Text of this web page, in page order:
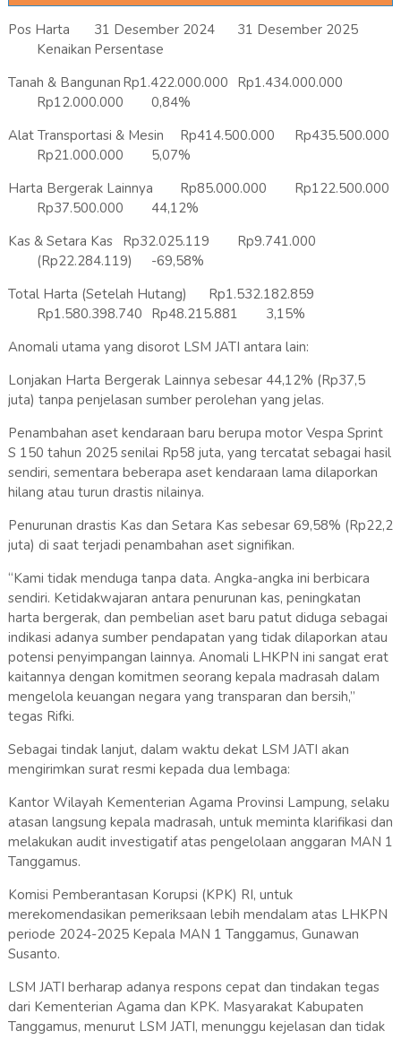
Pos Harta 31 Desember 2024
31 Desember 2025
Kenaikan Persentase
Tanah & Bangunan Rp1.422.000.000 Rp1.434.000.000
Rp12.000.000
0,84%
Alat Transportasi & Mesin
Rp414.500.000
Rp435.500.000
Rp21.000.000
5,07%
Harta Bergerak Lainnya
Rp85.000.000
Rp122.500.000
Rp37.500.000
44,12%
Kas & Setara Kas
Rp32.025.119
Rp9.741.000
(Rp22.284.119)
-69,58%
Total Harta (Setelah Hutang)
Rp1.532.182.859
Rp1.580.398.740 Rp48.215.881
3,15%
Anomali utama yang disorot LSM JATI antara lain:
Lonjakan Harta Bergerak Lainnya sebesar 44,12% (Rp37,5
juta) tanpa penjelasan sumber perolehan yang jelas.
Penambahan aset kendaraan baru berupa motor Vespa Sprint
S 150 tahun 2025 senilai Rp58 juta, yang tercatat sebagai hasil
sendiri, sementara beberapa aset kendaraan lama dilaporkan
hilang atau turun drastis nilainya.
Penurunan drastis Kas dan Setara Kas sebesar 69,58% (Rp22,2
juta) di saat terjadi penambahan aset signifikan.
“Kami tidak menduga tanpa data. Angka-angka ini berbicara
sendiri. Ketidakwajaran antara penurunan kas, peningkatan
harta bergerak, dan pembelian aset baru patut diduga sebagai
indikasi adanya sumber pendapatan yang tidak dilaporkan atau
potensi penyimpangan lainnya. Anomali LHKPN ini sangat erat
kaitannya dengan komitmen seorang kepala madrasah dalam
mengelola keuangan negara yang transparan dan bersih,”
tegas Rifki.
Sebagai tindak lanjut, dalam waktu dekat LSM JATI akan
mengirimkan surat resmi kepada dua lembaga:
Kantor Wilayah Kementerian Agama Provinsi Lampung, selaku
atasan langsung kepala madrasah, untuk meminta klarifikasi dan
melakukan audit investigatif atas pengelolaan anggaran MAN 1
Tanggamus.
Komisi Pemberantasan Korupsi (KPK) RI, untuk
merekomendasikan pemeriksaan lebih mendalam atas LHKPN
periode 2024-2025 Kepala MAN 1 Tanggamus, Gunawan
Susanto.
LSM JATI berharap adanya respons cepat dan tindakan tegas
dari Kementerian Agama dan KPK. Masyarakat Kabupaten
Tanggamus, menurut LSM JATI, menunggu kejelasan dan tidak